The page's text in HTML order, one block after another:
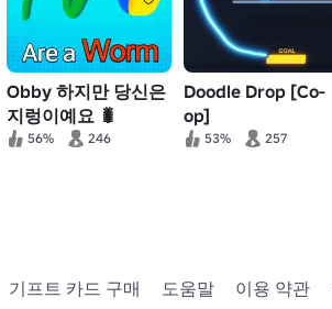
Obby 하지만 당신은
지렁이예요 🐛
56% 246
Doodle Drop [Co-
op]
53% 257
기프트 카드 구매 도움말 이용 약관